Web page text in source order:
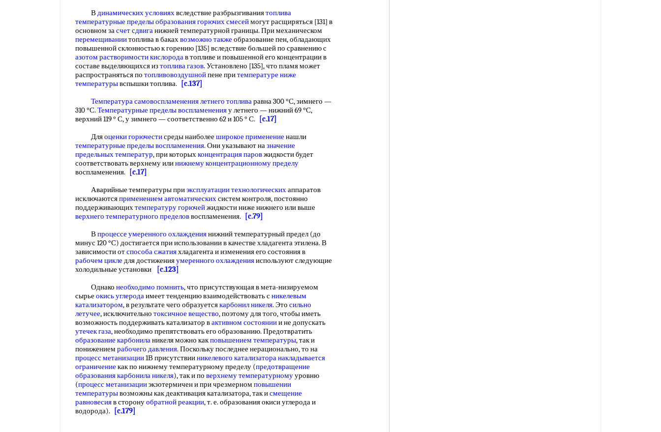
Вдинамических условияхвследствие разбрызгиваниятоплива
температурные пределы образованиягорючих смесеймогут расщиряться [131] в
основном засчет сдвиганижней температурной границы. При механическом
перемещиваниитоплива в бакахвозможно также образование пен, обладающих
повышенной склонностью к горению [135] вследствие большей по сравнению с
азотом растворимости кислородав топливе и повышенной его концентрации в
составе выделяющихся изтоплива газов. Установлено [135], что пламя может
распространяться по топливовоздушнойпене притемпературе ниже
температурывспышки топлива.
[c.137]
Температура самовоспламенениялетнего топливаравна 300 °С, зимнего —
310 °С.Температурные пределы воспламененияу летнего — нижний 69 °С,
верхний 119 ° С, у зимнего — соответственно 62 и 105 ° С.
[c.17]
Дляоценки горючестисреды наиболее широкое применение нашли
температурные пределы воспламенения. Они указывают назначение
предельных температур, при которыхконцентрация паровжидкости будет
соответствовать верхнему илинижнему концентрационному пределу
воспламенения.
[c.17]
Аварийные температуры приэксплуатации технологическихаппаратов
исключаютсяприменением автоматическихсистем контроля, постоянно
поддерживающихтемпературу горючейжидкости ниже нижнего или выше
верхнего температурного пределоввоспламенения.
[c.79]
Впроцессе умеренного охлаждениянижний температурный предел (до
минус 120 °С) достигается при использовании в качестве хладагента этилена. В
зависимости отспособа сжатияхладагента и изменения его состояния в
рабочем цикле для достиженияумеренного охлажденияиспользуют следующие
холодильные установки
[c.123]
Однако необходимо помнить, что присутствующая в мета-низируемом
сырье окись углеродаимеет тенденцию взаимодействовать сникелевым
катализатором, в результате чего образуетсякарбонил никеля. Это сильно
летучее, исключительно токсичное вещество, поэтому для того, чтобы иметь
возможность поддерживать катализатор вактивном состояниии не допускать
утечек газа, необходимо препятствовать его образованию. Предотвратить
образование карбониланикеля можно какповышением температуры, так и
понижением рабочего давления. Поскольку последнее нерационально, то на
процесс метанизации1В присутствииникелевого катализаторанакладывается
ограничение как по нижнему температурному пределу (предотвращение
образованиякарбонила никеля), так и по верхнему температурномууровню
(процесс метанизацииэкзотермичен и при чрезмерном повышении
температурывозможны как деактивация катализатора, так исмещение
равновесияв сторонуобратной реакции, т. е. образования окиси углерода и
водорода).
[c.179]